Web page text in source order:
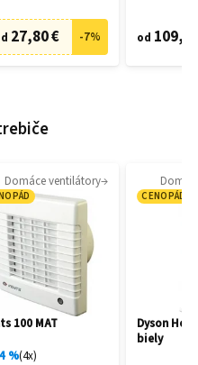
27,80 € -7% od
Domáce ventilátory
100 MAT
% 4x
CENOPÁD
Dyson
biely